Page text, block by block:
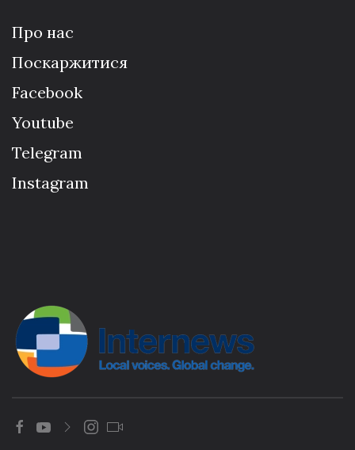
Про нас
Поскаржитися
Facebook
Youtube
Telegram
Instagram